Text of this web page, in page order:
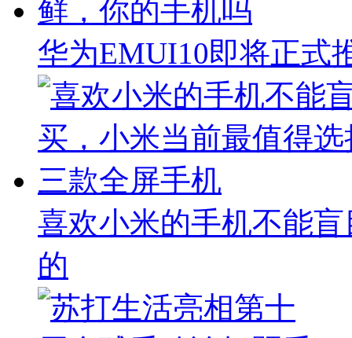
华为EMUI10即将正式
喜欢小米的手机不能
的